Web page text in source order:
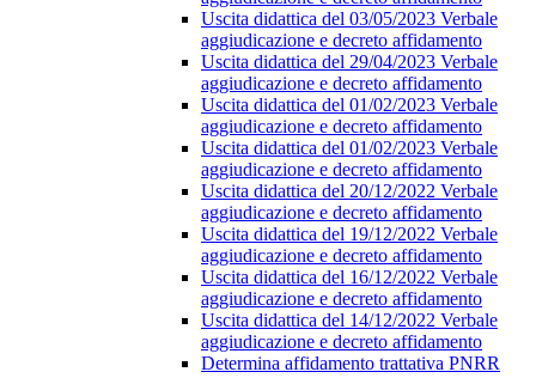
Uscita didattica del 03/05/2023 Verbale
aggiudicazione e decreto affidamento
Uscita didattica del 29/04/2023 Verbale
aggiudicazione e decreto affidamento
Uscita didattica del 01/02/2023 Verbale
aggiudicazione e decreto affidamento
Uscita didattica del 01/02/2023 Verbale
aggiudicazione e decreto affidamento
Uscita didattica del 20/12/2022 Verbale
aggiudicazione e decreto affidamento
Uscita didattica del 19/12/2022 Verbale
aggiudicazione e decreto affidamento
Uscita didattica del 16/12/2022 Verbale
aggiudicazione e decreto affidamento
Uscita didattica del 14/12/2022 Verbale
aggiudicazione e decreto affidamento
Determina affidamento trattativa PNRR